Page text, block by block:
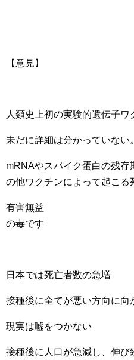
【意見】
人類史上初の実験的遺伝子ワ
未だに詳細は分かっていない。
mRNAやスパイク蛋白の残
の他ワクチンによって起こる
有害無益
の毒です
日本では死亡者数の急増
接種後に全てが悪い方向に向
現実は嘘をつかない
接種後に人口が急減し、伸び